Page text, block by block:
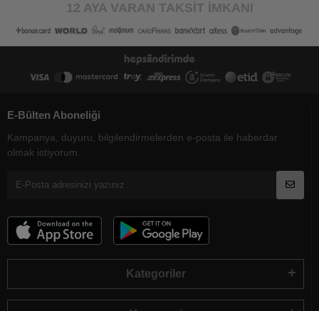
12 AYA VARAN TAKSİT İMKANI
E-Bülten Aboneliği
Kampanya, duyuru, bilgilendirmelerden e-posta ile haberdar
olmak istiyorum.
Kategoriler